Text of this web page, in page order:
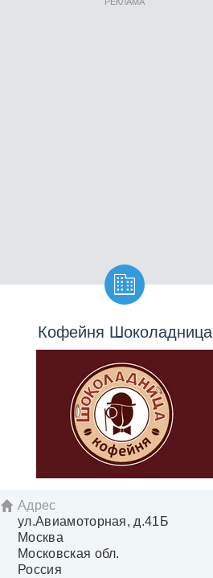

Кофейня Шоколадница
 Адрес
ул.Авиамоторная, д.41Б
Москва
Московская обл.
Россия